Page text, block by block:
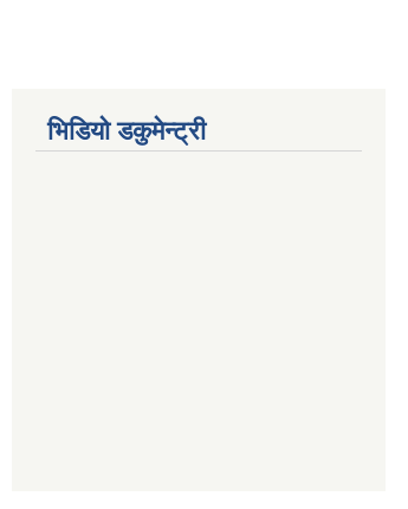
भिडियो डकुमेन्ट्री